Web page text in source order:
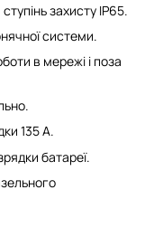
захисту IP65.
системи.
в мережі і поза
135 А.
батареї.